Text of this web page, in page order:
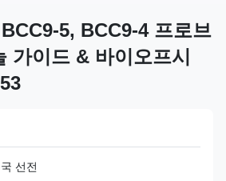
5, BCC9-4 프로브
가이드 & 바이오프시
선전